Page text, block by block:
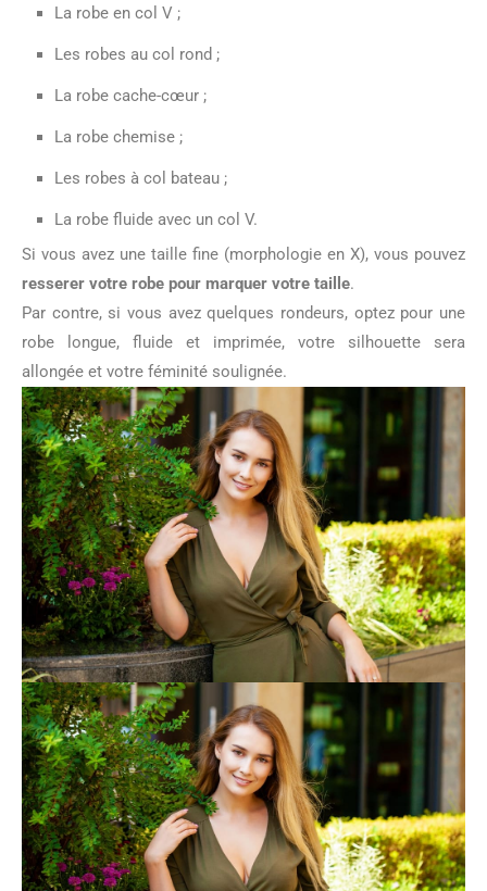
La robe en col V ;
Les robes au col rond ;
La robe cache-cœur ;
La robe chemise ;
Les robes à col bateau ;
La robe fluide avec un col V.
Si vous avez une taille fine (morphologie en X), vous pouvez
resserer votre robe pour marquer votre taille.
Par contre, si vous avez quelques rondeurs, optez pour une
robe longue, fluide et imprimée, votre silhouette sera
allongée et votre féminité soulignée.